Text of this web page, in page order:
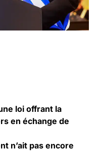
loi offrant la
en échange de
n’ait pas encore